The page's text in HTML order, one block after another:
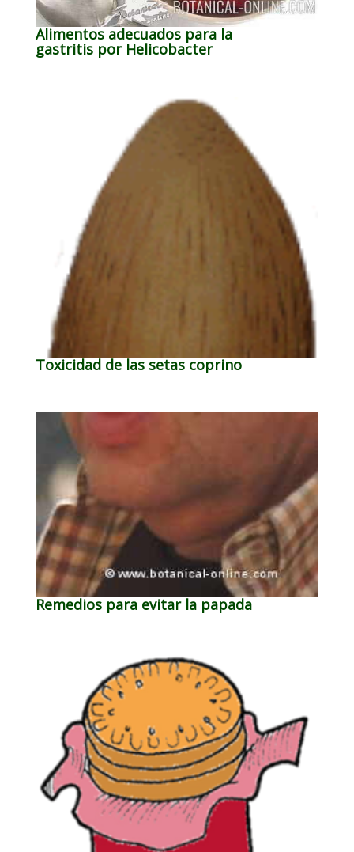
Alimentos adecuados para la
gastritis por Helicobacter
Toxicidad de las setas coprino
Remedios para evitar la papada